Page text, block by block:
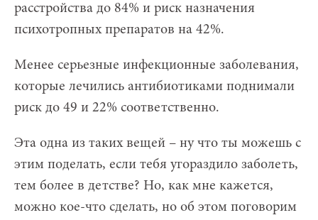
расстройства до 84% и риск назначения
психотропных препаратов на 42%.
Менее серьезные инфекционные заболевания,
которые лечились антибиотиками поднимали
риск до 49 и 22% соответственно.
Эта одна из таких вещей – ну что ты можешь с
этим поделать, если тебя угораздило заболеть,
тем более в детстве? Но, как мне кажется,
можно кое-что сделать, но об этом поговорим